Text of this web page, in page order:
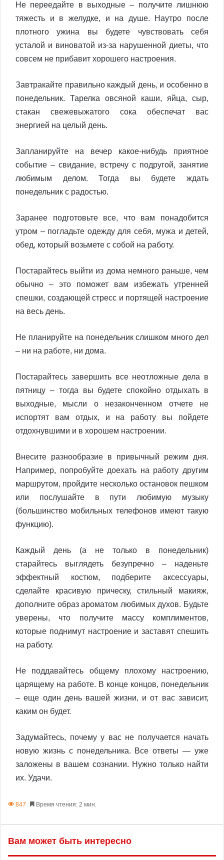
Не переедайте в выходные – получите лишнюю
тяжесть и в желудке, и на душе. Наутро после
плотного ужина вы будете чувствовать себя
усталой и виноватой из-за нарушенной диеты, что
совсем не прибавит хорошего настроения.
Завтракайте правильно каждый день, и особенно в
понедельник. Тарелка овсяной каши, яйца, сыр,
стакан свежевыжатого сока обеспечат вас
энергией на целый день.
Запланируйте на вечер какое-нибудь приятное
событие – свидание, встречу с подругой, занятие
любимым делом. Тогда вы будете ждать
понедельник с радостью.
Заранее подготовьте все, что вам понадобится
утром – погладьте одежду для себя, мужа и детей,
обед, который возьмете с собой на работу.
Постарайтесь выйти из дома немного раньше, чем
обычно – это поможет вам избежать утренней
спешки, создающей стресс и портящей настроение
на весь день.
Не планируйте на понедельник слишком много дел
– ни на работе, ни дома.
Постарайтесь завершить все неотложные дела в
пятницу – тогда вы будете спокойно отдыхать в
выходные, мысли о незаконченном отчете не
испортят вам отдых, и на работу вы пойдете
отдохнувшими и в хорошем настроении.
Внесите разнообразие в привычный режим дня.
Например, попробуйте доехать на работу другим
маршрутом, пройдите несколько остановок пешком
или послушайте в пути любимую музыку
(большинство мобильных телефонов имеют такую
функцию).
Каждый день (а не только в понедельник)
старайтесь выглядеть безупречно – наденьте
эффектный костюм, подберите аксессуары,
сделайте красивую прическу, стильный макияж,
дополните образ ароматом любимых духов. Будьте
уверены, что получите массу комплиментов,
которые поднимут настроение и заставят спешить
на работу.
Не поддавайтесь общему плохому настроению,
царящему на работе. В конце концов, понедельник
– еще один день вашей жизни, и от вас зависит,
каким он будет.
Задумайтесь, почему у вас не получается начать
новую жизнь с понедельника. Все ответы — уже
заложены в вашем сознании. Нужно только найти
их. Удачи.
847 Время чтения: 2 мин.
Вам может быть интересно